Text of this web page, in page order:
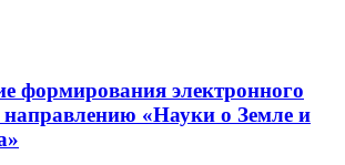
формирования электронного
направлению «Науки о Земле и